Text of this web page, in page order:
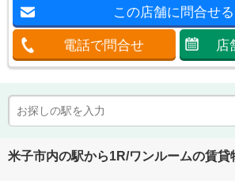
この店舗に問合せる
電話で問合せ 店
米子市内の駅から1R/ワンルームの賃貸